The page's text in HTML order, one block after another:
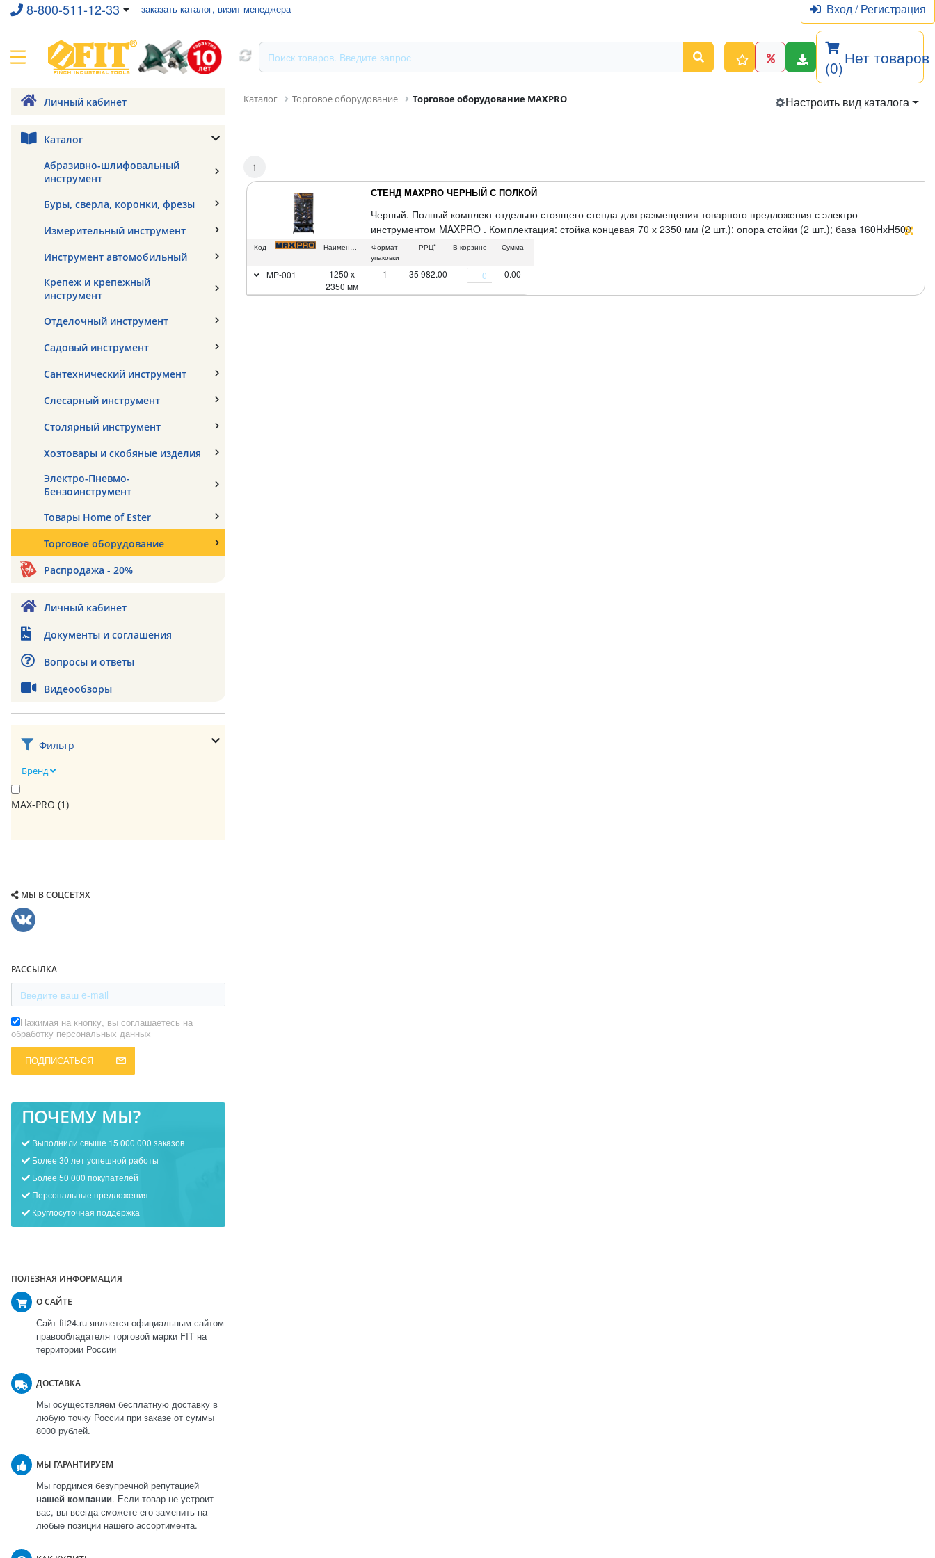
8-800-511-12-33 заказать каталог, визит менеджера Вход/Регистрация
(0)Нет товаров
Личный кабинет
Каталог
Абразивно-шлифовальный
инструмент
Буры, сверла, коронки, фрезы
Измерительный инструмент
Инструмент автомобильный
Крепеж и крепежный
инструмент
Отделочный инструмент
Садовый инструмент
Сантехнический инструмент
Слесарный инструмент
Столярный инструмент
Хозтовары и скобяные изделия
Электро-Пневмо-
Бензоинструмент
Товары Home of Ester
Торговое оборудование
Распродажа - 20%
Личный кабинет
Документы и соглашения
Вопросы и ответы
Видеообзоры
Фильтр
Бренд
MAX-PRO (1)
МЫ В СОЦСЕТЯХ
РАССЫЛКА
Нажимая на кнопку, вы соглашаетесь на
обработку персональных данных
ПОДПИСАТЬСЯ
ПОЧЕМУ МЫ?
Выполнили свыше 15 000 000 заказов
Более 30 лет успешной работы
Более 50 000 покупателей
Персональные предложения
Круглосуточная поддержка
ПОЛЕЗНАЯ ИНФОРМАЦИЯ
О САЙТЕ
Сайт fit24.ru является официальным сайтом
правообладателя торговой марки FIT на
территории России
ДОСТАВКА
Мы осуществляем бесплатную доставку в
любую точку России при заказе от суммы
8000 рублей.
МЫ ГАРАНТИРУЕМ
Мы гордимся безупречной репутацией
нашей компании. Если товар не устроит
вас, вы всегда сможете его заменить на
любые позиции нашего ассортимента.
Каталог Торговое оборудование Торговое оборудование MAXPRO Настроить вид каталога
1
СТЕНД MAXPRO ЧЕРНЫЙ С ПОЛКОЙ
Черный. Полный комплект отдельно стоящего стенда для размещения товарного предложения с электро-
инструментом MAXPRO . Комплектация: стойка концевая 70 х 2350 мм (2 шт.); опора стойки (2 шт.); база 160HхH500
мм (2 шт.); ножка неокрашенная (4 шт.); стенка задняя перфорированная 400 х 1250 мм (5Hшт.); стенка задняя
перфорированная 200HхH1250Hмм (1Hшт.); полка 500 х 1250 мм (1 шт.); полка 400 х 1250Hмм (1Hшт.); кронштейн
400 мм (2Hшт.); фриз наклонный 350HхH1250 мм (1 шт.); наклейка для фриза TM MAXPRO (1 шт.); крюк одинарный
150 мм (38 шт.). На изображении пример выкладки, товар в комплект поставки не входит.
Код Наименование
Формат
упаковки
РРЦ* В корзине Сумма
MP-001
1250 х
2350 мм
1 35 982.00 0.00